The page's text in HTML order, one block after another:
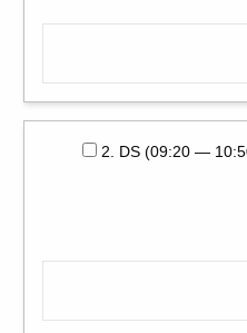
2. DS (09:20 —